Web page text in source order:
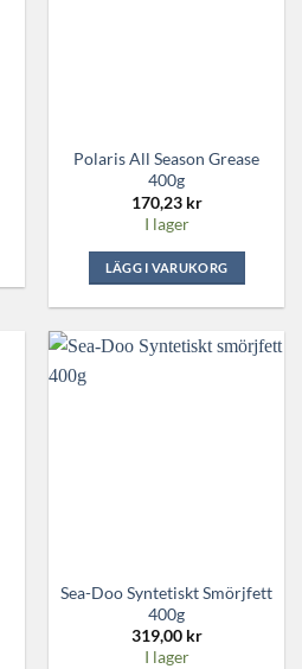
Polaris All Season Grease
400g
170,23 kr
I lager
LÄGG I VARUKORG
Sea-Doo Syntetiskt Smörjfett
400g
319,00 kr
I lager